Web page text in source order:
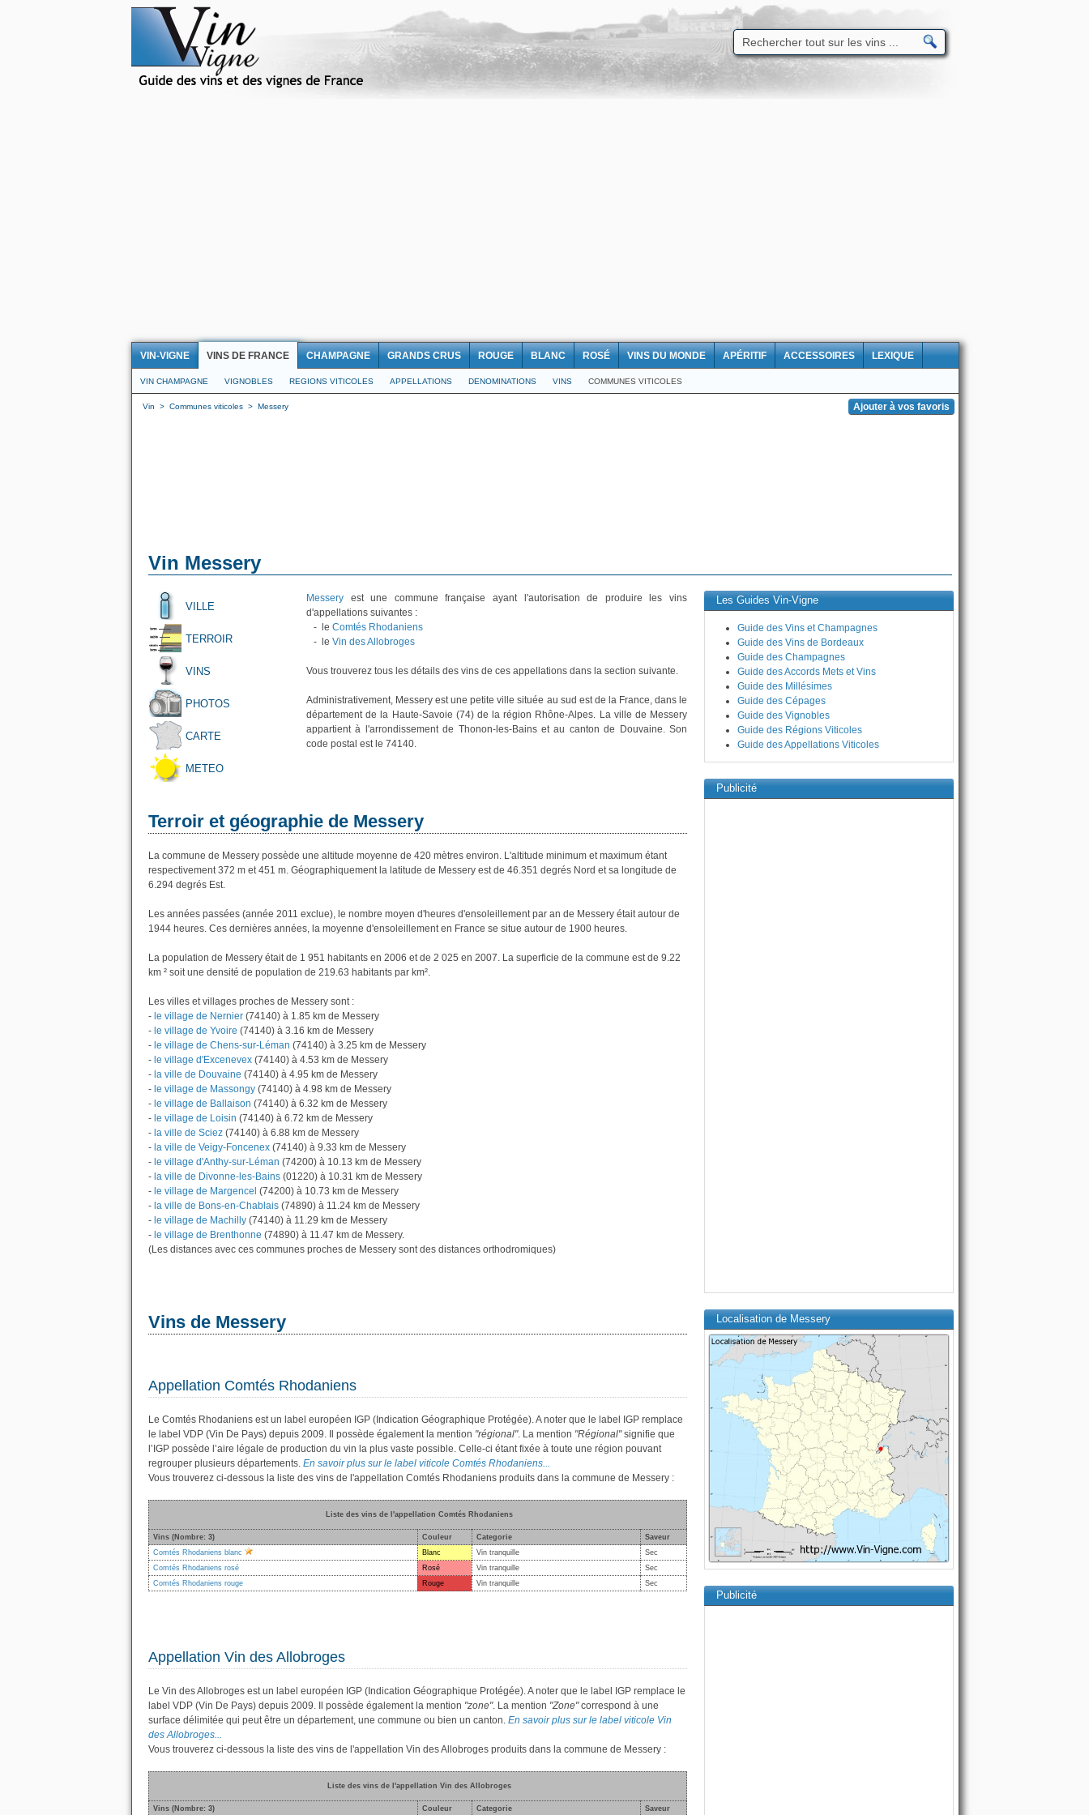
VIN-VIGNE VINS DE FRANCE CHAMPAGNE GRANDS CRUS ROUGE BLANC ROSÉ VINS DU MONDE APÉRITIF ACCESSOIRES LEXIQUE
VIN CHAMPAGNE VIGNOBLES REGIONS VITICOLES APPELLATIONS DENOMINATIONS VINS COMMUNES VITICOLES
Vin > Communes viticoles > Messery
Vin Messery
VILLE
TERROIR
VINS
PHOTOS
CARTE
METEO
Messery est une commune française ayant l'autorisation de produire les vins
d'appellations suivantes :
- le Comtés Rhodaniens
- le Vin des Allobroges
Vous trouverez tous les détails des vins de ces appellations dans la section suivante.
Administrativement, Messery est une petite ville située au sud est de la France, dans le
département de la Haute-Savoie (74) de la région Rhône-Alpes. La ville de Messery
appartient à l'arrondissement de Thonon-les-Bains et au canton de Douvaine. Son
code postal est le 74140.
Terroir et géographie de Messery
La commune de Messery possède une altitude moyenne de 420 mètres environ. L'altitude minimum et maximum étant
respectivement 372 m et 451 m. Géographiquement la latitude de Messery est de 46.351 degrés Nord et sa longitude de
6.294 degrés Est.
Les années passées (année 2011 exclue), le nombre moyen d'heures d'ensoleillement par an de Messery était autour de
1944 heures. Ces dernières années, la moyenne d'ensoleillement en France se situe autour de 1900 heures.
La population de Messery était de 1 951 habitants en 2006 et de 2 025 en 2007. La superficie de la commune est de 9.22
km ² soit une densité de population de 219.63 habitants par km².
Les villes et villages proches de Messery sont :
- le village de Nernier (74140) à 1.85 km de Messery
- le village de Yvoire (74140) à 3.16 km de Messery
- le village de Chens-sur-Léman (74140) à 3.25 km de Messery
- le village d'Excenevex (74140) à 4.53 km de Messery
- la ville de Douvaine (74140) à 4.95 km de Messery
- le village de Massongy (74140) à 4.98 km de Messery
- le village de Ballaison (74140) à 6.32 km de Messery
- le village de Loisin (74140) à 6.72 km de Messery
- la ville de Sciez (74140) à 6.88 km de Messery
- la ville de Veigy-Foncenex (74140) à 9.33 km de Messery
- le village d'Anthy-sur-Léman (74200) à 10.13 km de Messery
- la ville de Divonne-les-Bains (01220) à 10.31 km de Messery
- le village de Margencel (74200) à 10.73 km de Messery
- la ville de Bons-en-Chablais (74890) à 11.24 km de Messery
- le village de Machilly (74140) à 11.29 km de Messery
- le village de Brenthonne (74890) à 11.47 km de Messery.
(Les distances avec ces communes proches de Messery sont des distances orthodromiques)
Vins de Messery
Appellation Comtés Rhodaniens
Le Comtés Rhodaniens est un label européen IGP (Indication Géographique Protégée). A noter que le label IGP remplace
le label VDP (Vin De Pays) depuis 2009. Il possède également la mention "régional". La mention "Régional"signifie que
l’IGP possède l’aire légale de production du vin la plus vaste possible. Celle-ci étant fixée à toute une région pouvant
regrouper plusieurs départements. En savoir plus sur le label viticole Comtés Rhodaniens...
Vous trouverez ci-dessous la liste des vins de l'appellation Comtés Rhodaniens produits dans la commune de Messery :
Liste des vins de l'appellation Comtés Rhodaniens
Vins (Nombre: 3) Couleur Categorie
Saveur
Comtés Rhodaniens blanc
Blanc Vin tranquille
Sec
Comtés Rhodaniens rosé
Rosé Vin tranquille
Sec
Comtés Rhodaniens rouge
Rouge Vin tranquille Sec
Appellation Vin des Allobroges
Le Vin des Allobroges est un label européen IGP (Indication Géographique Protégée). A noter que le label IGP remplace le
label VDP (Vin De Pays) depuis 2009. Il possède également la mention "zone". La mention "Zone"correspond à une
surface délimitée qui peut être un département, une commune ou bien un canton. En savoir plus sur le label viticole Vin
des Allobroges...
Vous trouverez ci-dessous la liste des vins de l'appellation Vin des Allobroges produits dans la commune de Messery :
Liste des vins de l'appellation Vin des Allobroges
Vins (Nombre: 3) Couleur Categorie
Saveur
Les Guides Vin-Vigne
Guide des Vins et Champagnes
Guide des Vins de Bordeaux
Guide des Champagnes
Guide des Accords Mets et Vins
Guide des Millésimes
Guide des Cépages
Guide des Vignobles
Guide des Régions Viticoles
Guide des Appellations Viticoles
Publicité
Localisation de Messery
Publicité